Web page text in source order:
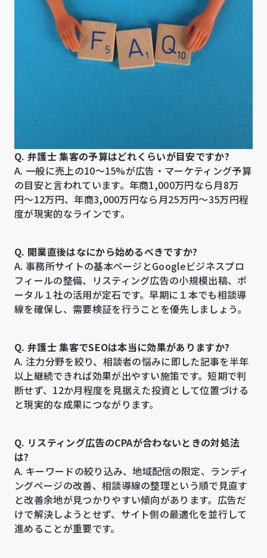
Q. 弁護士 集客の予算はどれくらいが目安ですか?
A. 一般に売上の10〜15%が広告・マーケティング予算
の目安と言われています。年商1,000万円なら月8万
円〜12万円、年商3,000万円なら月25万円〜35万円程
度が現実的なラインです。
Q. 開業直後はなにから始めるべきですか?
A. 事務所サイトの基本ページとGoogleビジネスプロ
フィールの整備、リスティング広告の小規模出稿、ポ
ータル１社の活用が定石です。早期に１本でも相談導
線を確保し、需要検証を行うことを優先しましょう。
Q. 弁護士 集客でSEOは本当に効果がありますか?
A. 注力分野を絞り、相談者の悩みに即した記事を半年
以上継続できれば効果が出やすい施策です。短期で判
断せず、12か月程度を見据えた投資として位置づける
と現実的な成果につながります。
Q. リスティング広告のCPAが合わないときの対処法
は?
A. キーワードの絞り込み、地域配信の限定、ランディ
ングページの改善、相談導線の整理という順で見直す
と改善余地が見つかりやすい傾向があります。広告だ
けで解決しようとせず、サイト側の最適化を並行して
進めることが重要です。